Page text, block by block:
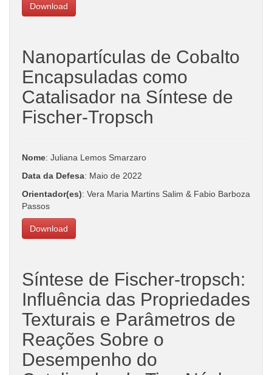
Download
Nanopartículas de Cobalto
Encapsuladas como
Catalisador na Síntese de
Fischer-Tropsch
Nome: Juliana Lemos Smarzaro
Data da Defesa: Maio de 2022
Orientador(es): Vera Maria Martins Salim & Fabio Barboza
Passos
Download
Síntese de Fischer-tropsch:
Influência das Propriedades
Texturais e Parâmetros de
Reações Sobre o
Desempenho do